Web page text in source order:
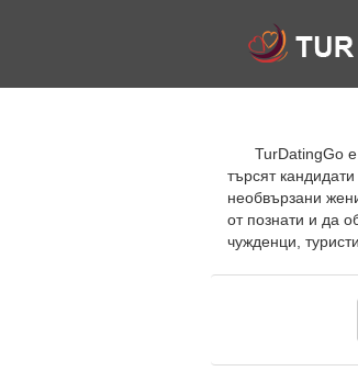
TurDatingGo
търсят
необвързани
от познати и да
чужденци, туристи.